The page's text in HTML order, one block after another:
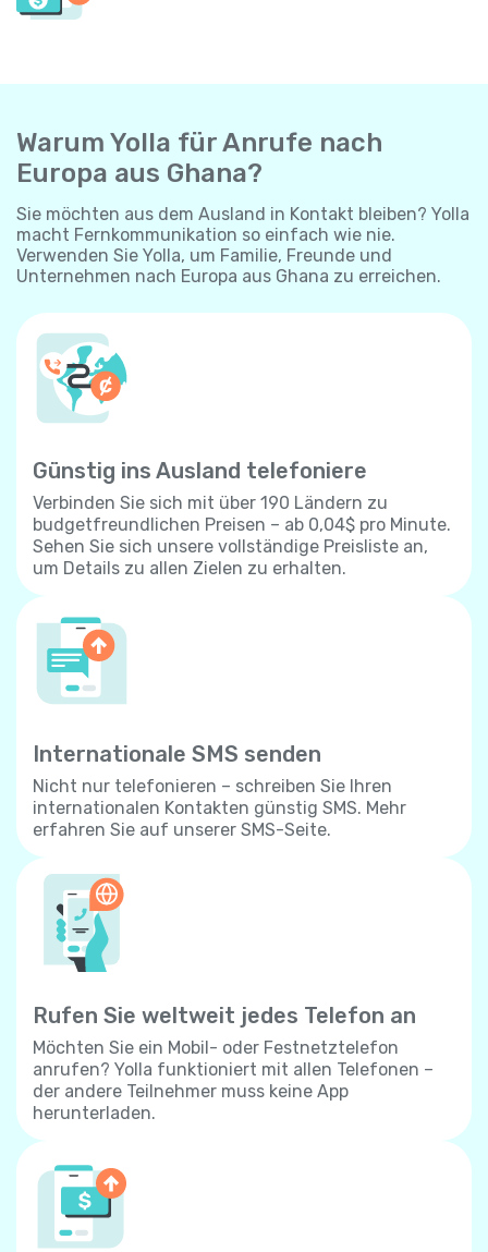
Warum Yolla für Anrufe nach
Europa aus Ghana?
Sie möchten aus dem Ausland in Kontakt bleiben? Yolla
macht Fernkommunikation so einfach wie nie.
Verwenden Sie Yolla, um Familie, Freunde und
Unternehmen nach Europa aus Ghana zu erreichen.
Günstig ins Ausland telefoniere
Verbinden Sie sich mit über 190 Ländern zu
budgetfreundlichen Preisen – ab 0,04$ pro Minute.
Sehen Sie sich unsere vollständige Preisliste an,
um Details zu allen Zielen zu erhalten.
Internationale SMS senden
Nicht nur telefonieren – schreiben Sie Ihren
internationalen Kontakten günstig SMS. Mehr
erfahren Sie auf unserer SMS-Seite.
Rufen Sie weltweit jedes Telefon an
Möchten Sie ein Mobil- oder Festnetztelefon
anrufen? Yolla funktioniert mit allen Telefonen –
der andere Teilnehmer muss keine App
herunterladen.